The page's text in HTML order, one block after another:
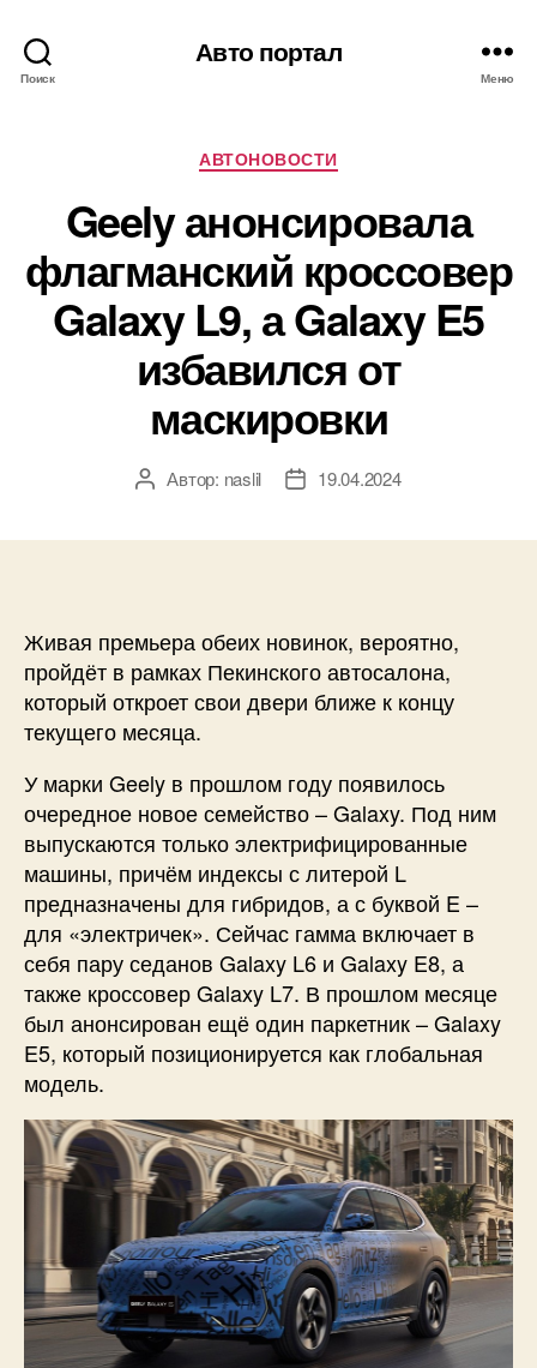
Поиск
Авто портал
Меню
Рубрики
АВТОНОВОСТИ
Geely анонсировала
флагманский кроссовер
Galaxy L9, а Galaxy E5
избавился от
маскировки
АвторАвтор: naslil
Дата19.04.2024
Живая премьера обеих новинок, вероятно,
пройдёт в рамках Пекинского автосалона,
который откроет свои двери ближе к концу
текущего месяца.
У марки Geely в прошлом году появилось
очередное новое семейство – Galaxy. Под ним
выпускаются только электрифицированные
машины, причём индексы с литерой L
предназначены для гибридов, а с буквой E –
для «электричек». Сейчас гамма включает в
себя пару седанов Galaxy L6 и Galaxy E8, а
также кроссовер Galaxy L7. В прошлом месяце
был анонсирован ещё один паркетник – Galaxy
E5, который позиционируется как глобальная
модель.